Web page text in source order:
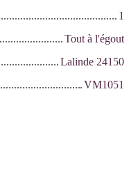
1
Tout à l'égout
Lalinde 24150
VM1051